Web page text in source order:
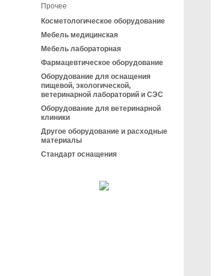
Прочее
Косметологическое оборудование
Мебель медицинская
Мебель лабораторная
Фармацевтическое оборудование
Оборудование для оснащения
пищевой, экологической,
ветеринарной лабораторий и СЭС
Оборудование для ветеринарной
клиники
Другое оборудование и расходные
материалы
Стандарт оснащения